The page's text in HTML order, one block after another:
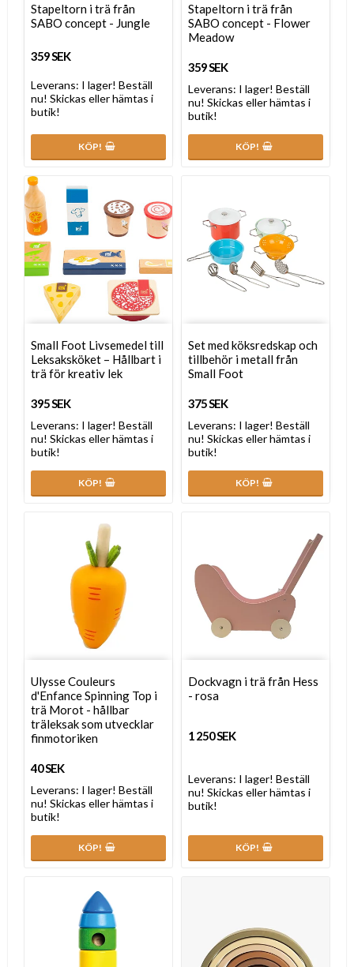
Stapeltorn i trä från
SABO concept - Jungle
359 SEK
Leverans: I lager! Beställ
nu! Skickas eller hämtas i
butik!
KÖP!
Stapeltorn i trä från
SABO concept - Flower
Meadow
359 SEK
Leverans: I lager! Beställ
nu! Skickas eller hämtas i
butik!
KÖP!
Small Foot Livsemedel till
Leksaksköket – Hållbart i
trä för kreativ lek
395 SEK
Leverans: I lager! Beställ
nu! Skickas eller hämtas i
butik!
KÖP!
Set med köksredskap och
tillbehör i metall från
Small Foot
375 SEK
Leverans: I lager! Beställ
nu! Skickas eller hämtas i
butik!
KÖP!
Ulysse Couleurs
d'Enfance Spinning Top i
trä Morot - hållbar
träleksak som utvecklar
finmotoriken
40 SEK
Leverans: I lager! Beställ
nu! Skickas eller hämtas i
butik!
KÖP!
Dockvagn i trä från Hess
- rosa
1 250 SEK
Leverans: I lager! Beställ
nu! Skickas eller hämtas i
butik!
KÖP!